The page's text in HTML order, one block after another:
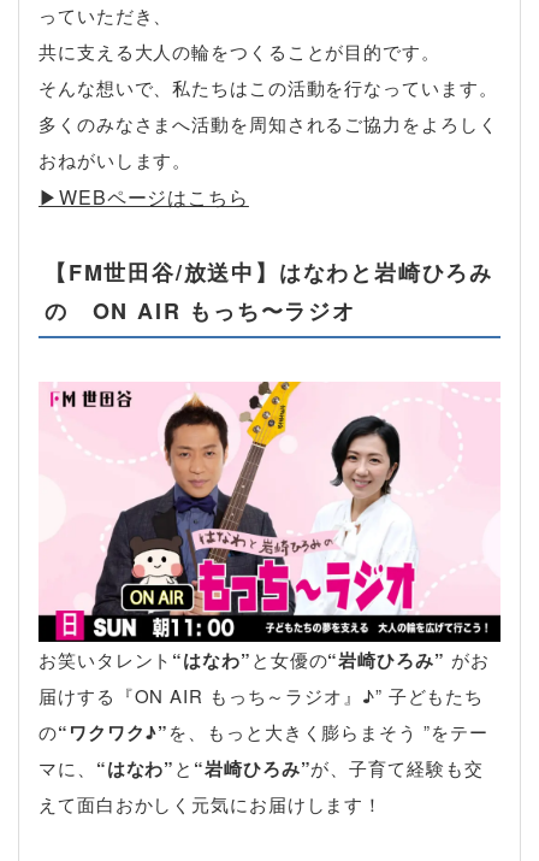
っていただき、
共に支える大人の輪をつくることが目的です。
そんな想いで、私たちはこの活動を行なっています。
多くのみなさまへ活動を周知されるご協力をよろしく
おねがいします。
▶︎WEBページはこちら
【FM世田谷/放送中】はなわと岩崎ひろみ
の ON AIR もっち〜ラジオ
お笑いタレント “はなわ”と女優の“岩崎ひろみ” がお
届けする『ON AIR もっち～ラジオ』♪” 子どもたち
の“ワクワク♪”を、もっと大きく膨らまそう ”をテー
マに、 “はなわ”と “岩崎ひろみ”が、子育て経験も交
えて面白おかしく元気にお届けします！